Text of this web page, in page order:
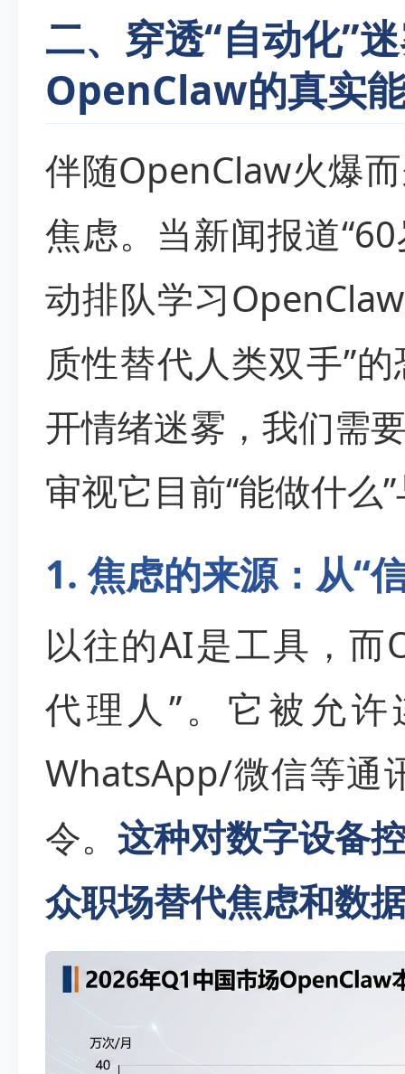
二、穿透“自动化”
OpenClaw的真实
伴随OpenClaw火爆
焦虑。当新闻报道
动排队学习
质性替代人类双手”
开情绪迷雾，我们需
审视它目前“能做什么
1. 焦虑的来源：从“
以往的AI是工具，而
代理人”。它被允
WhatsApp/微信等通
令。 这种对数字设备
众职场替代焦虑和数